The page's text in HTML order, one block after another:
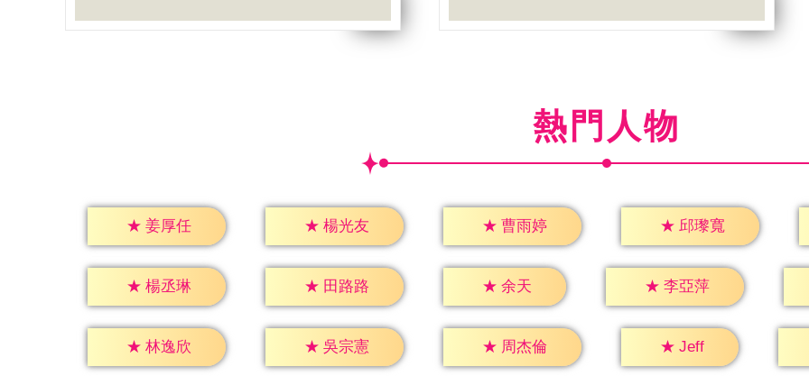
熱門人物
★ 姜厚任 ★ 楊光友 ★ 曹雨婷 ★ 邱瓈寬
★ 楊丞琳 ★ 田路路 ★ 余天 ★ 李亞萍
★ 林逸欣 ★ 吳宗憲 ★ 周杰倫 ★ Jeff